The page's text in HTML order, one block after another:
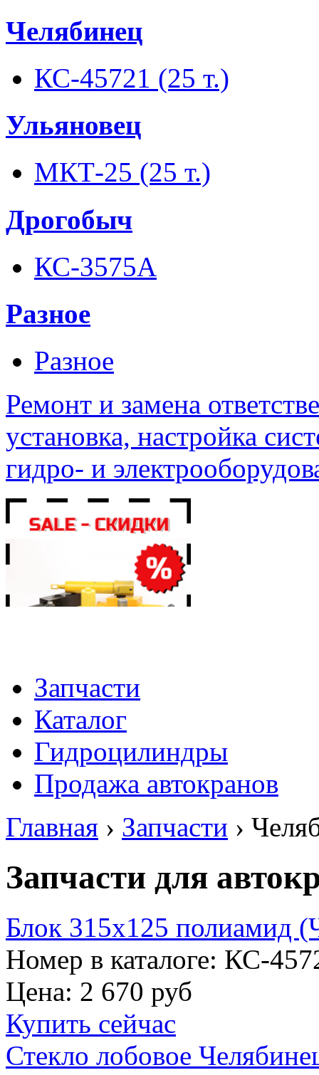
Челябинец
КС-45721 (25 т.)
Ульяновец
МКТ-25 (25 т.)
Дрогобыч
КС-3575А
Разное
Разное
Ремонт и замена
установка, настройка
гидро- и
Запчасти
Каталог
Гидроцилиндры
Продажа автокранов
Главная › Запчасти ›
Запчасти для
Блок 315х125 полиамид
Номер в каталоге: КС-
Цена: 2 670 руб
Купить сейчас
Стекло лобовое